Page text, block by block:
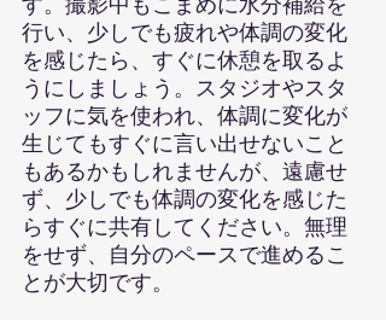
行い、少しでも疲れや体調の変化
を感じたら、すぐに休憩を取るよ
うにしましょう。スタジオやスタ
ッフに気を使われ、体調に変化が
生じてもすぐに言い出せないこと
もあるかもしれませんが、遠慮せ
ず、少しでも体調の変化を感じた
らすぐに共有してください。無理
をせず、自分のペースで進めるこ
とが大切です。